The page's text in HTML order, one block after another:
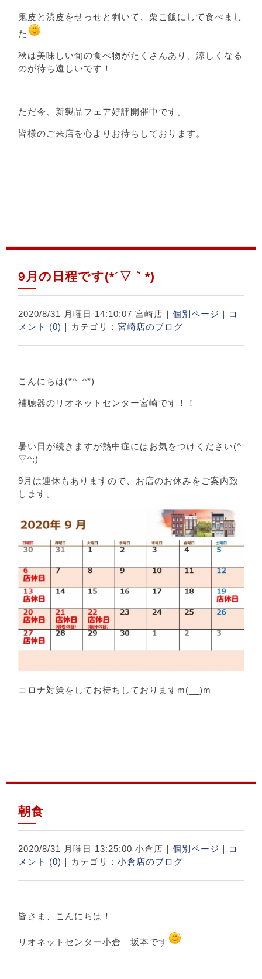
鬼皮と渋皮をせっせと剥いて、栗ご飯にして食べまし
た
秋は美味しい旬の食べ物がたくさんあり、涼しくなる
のが待ち遠しいです！
ただ今、新製品フェア好評開催中です。
皆様のご来店を心よりお待ちしております。
9月の日程です(*´▽｀*)
2020/8/31 月曜日 14:10:07 宮崎店｜ 個別ページ ｜ コ
メント (0) ｜カテゴリ： 宮崎店のブログ
こんにちは(*^_^*)
補聴器のリオネットセンター宮崎です！！
暑い日が続きますが熱中症にはお気をつけください(^
▽^;)
9月は連休もありますので、お店のお休みをご案内致
します。
コロナ対策をしてお待ちしておりますm(__)m
朝食
2020/8/31 月曜日 13:25:00 小倉店｜ 個別ページ ｜ コ
メント (0) ｜カテゴリ： 小倉店のブログ
皆さま、こんにちは！
リオネットセンター小倉 坂本です